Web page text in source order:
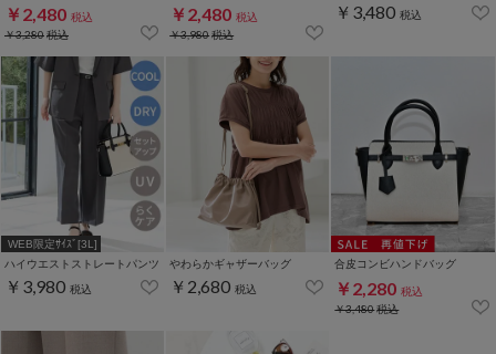
￥2,480 税込
￥3,280税込
￥2,480 税込
￥3,980税込
￥3,480 税込
WEB限定ｻｲｽﾞ[3L]
ハイウエストストレートパンツ
￥3,980 税込
わらかギャザーバッグ
￥2,680 税込
合皮コンビハンドバッグ
￥2,280 税込
￥3,480税込